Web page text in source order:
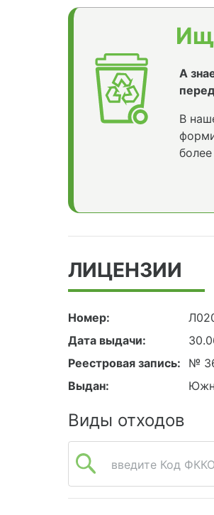
А
В
ЛИЦЕНЗИИ
Номер:
Дата выдачи:
Реестровая запись:
№
Выдан:
Виды отходов
введите Код